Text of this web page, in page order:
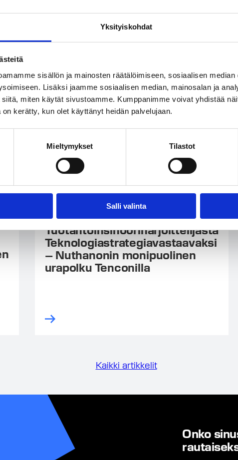
Yksityiskohdat
sisällön ja mainosten räätälöimiseen, sosiaalisen
Lisäksi jaamme sosiaalisen median, mainosalan ja
miten käytät sivustoamme. Kumppanimme voivat yhdistää
kerätty, kun olet käyttänyt heidän palvelujaan.
Mieltymykset Tilastot
Salli valinta
Tutustu hankkeisiin
Ajankohtaista
Tuotantoinsinööriharjoittelijasta
Teknologiastrategiavastaavaksi
– Nuthanonin monipuolinen
urapolku Tenconilla
Kaikki artikkelit
Onko